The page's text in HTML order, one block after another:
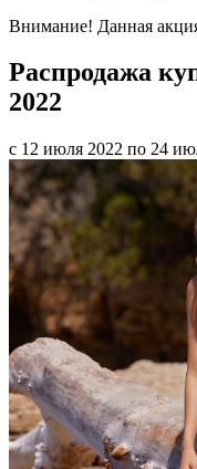
Внимание! Данная
Распродажа
2022
с 12 июля 2022 по 24